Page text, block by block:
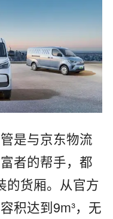
是与京东物流
者的帮手，都
的货厢。从官方
积达到9m³，无